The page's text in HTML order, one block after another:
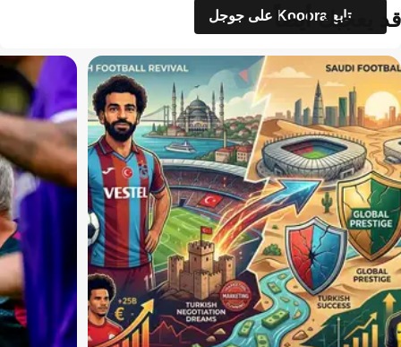
تابع Kooora على جوجل
قد يعجبك أيضاً